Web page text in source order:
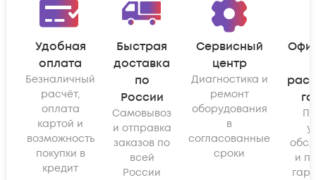
Удобная
оплата
Безналичный
расчёт,
оплата
картой и
возможность
покупки в
кредит
Быстрая
доставка
по
России
Самовывоз
и отправка
заказов по
всей
России
Сервисный
центр
Диагностика и
ремонт
оборудования
в
согласованные
сроки
и